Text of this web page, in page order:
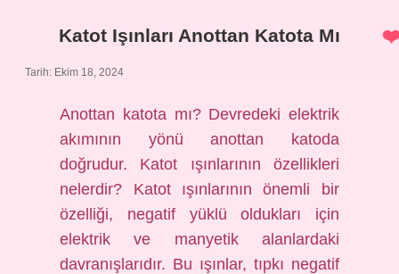
Katot Işınları Anottan Katota Mı
Tarih: Ekim 18, 2024
Anottan katota mı? Devredeki elektrik
akımının yönü anottan katoda
doğrudur. Katot ışınlarının özellikleri
nelerdir? Katot ışınlarının önemli bir
özelliği, negatif yüklü oldukları için
elektrik ve manyetik alanlardaki
davranışlarıdır. Bu ışınlar, tıpkı negatif